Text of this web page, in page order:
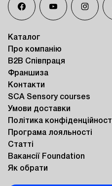
Каталог
Про компанію
B2B Співпраця
Франшиза
Контакти
SCA Sensory courses
Умови доставки
Політика конфіденційності
Програма лояльності
Статті
Вакансії Foundation
Як обрати